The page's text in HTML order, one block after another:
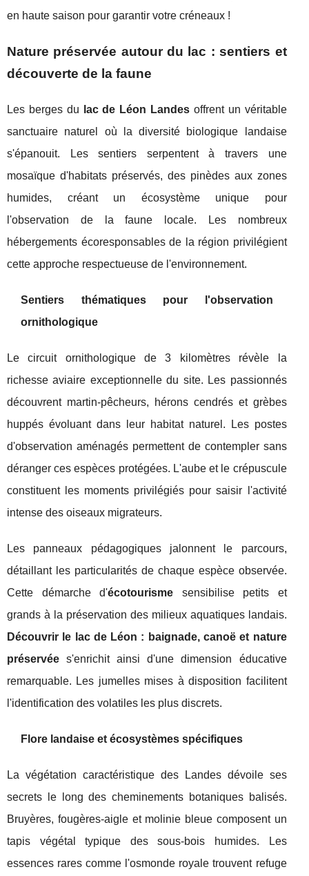
en haute saison pour garantir votre créneaux !
Nature préservée autour du lac : sentiers et
découverte de la faune
Les berges du lac de Léon Landes offrent un véritable
sanctuaire naturel où la diversité biologique landaise
s'épanouit. Les sentiers serpentent à travers une
mosaïque d'habitats préservés, des pinèdes aux zones
humides, créant un écosystème unique pour
l'observation de la faune locale. Les nombreux
hébergements écoresponsables de la région privilégient
cette approche respectueuse de l'environnement.
Sentiers thématiques pour l'observation
ornithologique
Le circuit ornithologique de 3 kilomètres révèle la
richesse aviaire exceptionnelle du site. Les passionnés
découvrent martin-pêcheurs, hérons cendrés et grèbes
huppés évoluant dans leur habitat naturel. Les postes
d'observation aménagés permettent de contempler sans
déranger ces espèces protégées. L'aube et le crépuscule
constituent les moments privilégiés pour saisir l'activité
intense des oiseaux migrateurs.
Les panneaux pédagogiques jalonnent le parcours,
détaillant les particularités de chaque espèce observée.
Cette démarche d'écotourisme sensibilise petits et
grands à la préservation des milieux aquatiques landais.
Découvrir le lac de Léon : baignade, canoë et nature
préservée s'enrichit ainsi d'une dimension éducative
remarquable. Les jumelles mises à disposition facilitent
l'identification des volatiles les plus discrets.
Flore landaise et écosystèmes spécifiques
La végétation caractéristique des Landes dévoile ses
secrets le long des cheminements botaniques balisés.
Bruyères, fougères-aigle et molinie bleue composent un
tapis végétal typique des sous-bois humides. Les
essences rares comme l'osmonde royale trouvent refuge